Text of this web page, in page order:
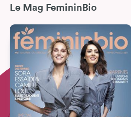
Le Mag FemininBio